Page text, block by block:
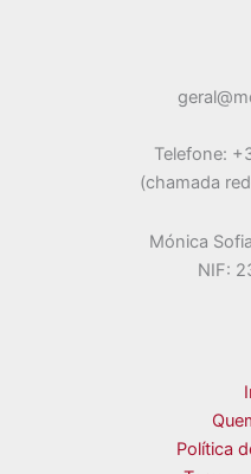
page
Telefone:
(chamada
Mónica
NIF:
Política